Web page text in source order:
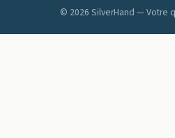
© 2026 SilverHand — Votre